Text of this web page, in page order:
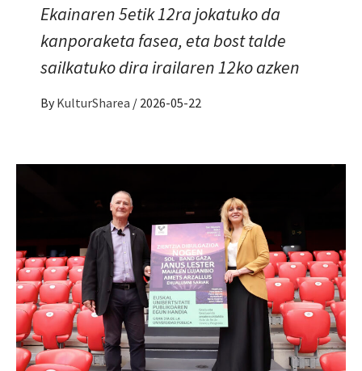
Ekainaren 5etik 12ra jokatuko da
kanporaketa fasea, eta bost talde
sailkatuko dira irailaren 12ko azken
By KulturSharea / 2026-05-22